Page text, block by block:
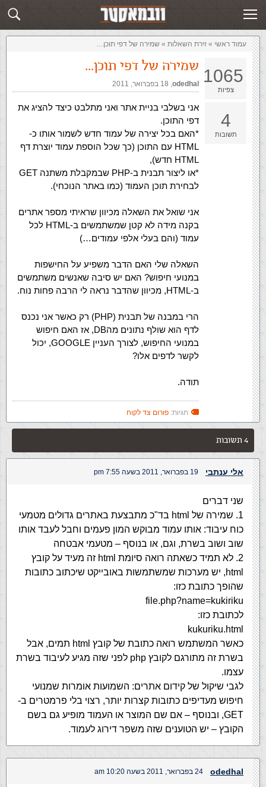
שלח תשובה זירת השאלות
עמוד ראשי » ‏זירת השאלות‏ » שמירה של דפי תוכן…
1065
צפיות
4
תשובות
שמירה של דפי תוכן…
odedhal
,‏ 18 בפברואר, 2011
אני בשלבי בניית אתר ואני מתלבט כיצד להציג את
דפי התוכן.
*האם בכל יצירה של עמוד חדש לשמור אותו כ-
HTML עם התוכן (כך שכל הוספת עמוד יוצרת דף
HTML חדש),
*או ליצור תבנית ב-PHP שבמקבלת משתנה GET
לבחירת תוכן העמוד (כמו באתר הנוכחי).
אני שואל את השאלה מכיוון שראיתי מספר אתרים
בקנה מידה לא קטן שמשתמשים ב-HTML לכל
עמוד (והם בעלי אלפי עמודים…)
השאלה שלי האם הדבר משפיע על החישפות
במנועי חיפוש? האם יש סיבה שאנשים משתמשים
ב-HTML, מכיוון שהדבר נראה לי הרבה פחות נוח.
הרי במבנה של תבנית (PHP) רק כאשר אני נכנס
לדף הוא שולף נתונים מהDB, אז האם חיפוש
במנועי החיפוש, לצורך העניין GOOGLE, יכול
לקשר לדפים אלו?
תודה.
תגיות: פורום צד לקוח
4 תשובות
אלי ענתבי 19 בפברואר, 2011 בשעה 7:55 pm
שני דברים
1. שמירה של html בד"כ מתבצעת באתרים גדולים מטמעי
כוח עיבוד: אותו עמוד מבוקש המון פעמים וחבל לעבד אותו
שוב ושוב בשרת, וגם, או בנוסף – מטעמי אבטחה
2. לא תמיד כשאתה רואה סיומת html זה מעיד על קובץ
html, יש מערכות שמשתמשות באובייקט שיכתוב כתובות
שהופך כתובת כזו:
file.php?name=kukiriku
לכתובת כזו:
kukuriku.html
כאשר המשתמש רואה כתובת של קובץ html תמים, אבל
בשרת זה מתורגם לקובץ php לפני שזה מגיע לעיבוד בשרת
עצמו.
לגבי שיקול של קידום אתרים: השמועות אומרות שמנועי
חיפוש מעדיפים כתובות קצרות יותר, רצוי בלי פרמטרים ב-
GET, ובנוסף – אם שם המוצר או העמוד מופיע גם בשם
הקובץ – יש הטוענים שזה משפר דירוג לעמוד.
odedhal 24 בפברואר, 2011 בשעה 10:20 am